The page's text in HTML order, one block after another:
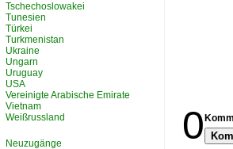
0
Tschechoslowakei
Tunesien
Türkei
Turkmenistan
Ukraine
Ungarn
Uruguay
USA
Vereinigte Arabische Emirate
Vietnam
Weißrussland
Neuzugänge